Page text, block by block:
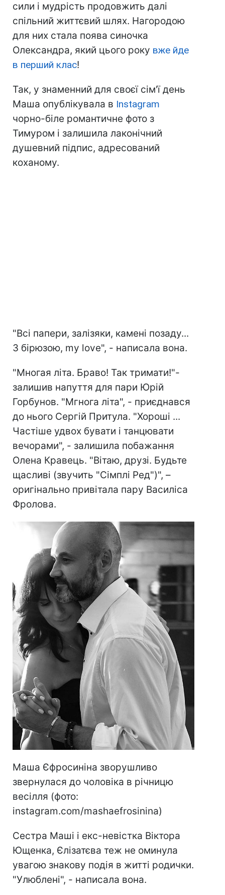
сили і мудрість продовжить далі
спільний життєвий шлях. Нагородою
для них стала поява синочка
Олександра, який цього року вже йде
в перший клас!
Так, у знаменний для своєї сім'ї день
Маша опублікувала в Instagram
чорно-біле романтичне фото з
Тимуром і залишила лаконічний
душевний підпис, адресований
коханому.
"Всі папери, залізяки, камені позаду...
З бірюзою, my love", - написала вона.
"Многая літа. Браво! Так тримати!"-
залишив напуття для пари Юрій
Горбунов. "Мгнога літа", - приєднався
до нього Сергій Притула. "Хороші ...
Частіше удвох бувати і танцювати
вечорами", - залишила побажання
Олена Кравець. "Вітаю, друзі. Будьте
щасливі (звучить "Сімплі Ред")", –
оригінально привітала пару Василіса
Фролова.
Маша Єфросиніна зворушливо
звернулася до чоловіка в річницю
весілля (фото:
instagram.com/mashaefrosinina)
Сестра Маші і екс-невістка Віктора
Ющенка, Єлізатєва теж не оминула
увагою знакову подія в житті родички.
"Улюблені", - написала вона.